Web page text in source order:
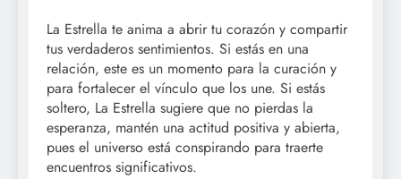
La Estrella te anima a abrir tu corazón y compartir
tus verdaderos sentimientos. Si estás en una
relación, este es un momento para la curación y
para fortalecer el vínculo que los une. Si estás
soltero, La Estrella sugiere que no pierdas la
esperanza, mantén una actitud positiva y abierta,
pues el universo está conspirando para traerte
encuentros significativos.